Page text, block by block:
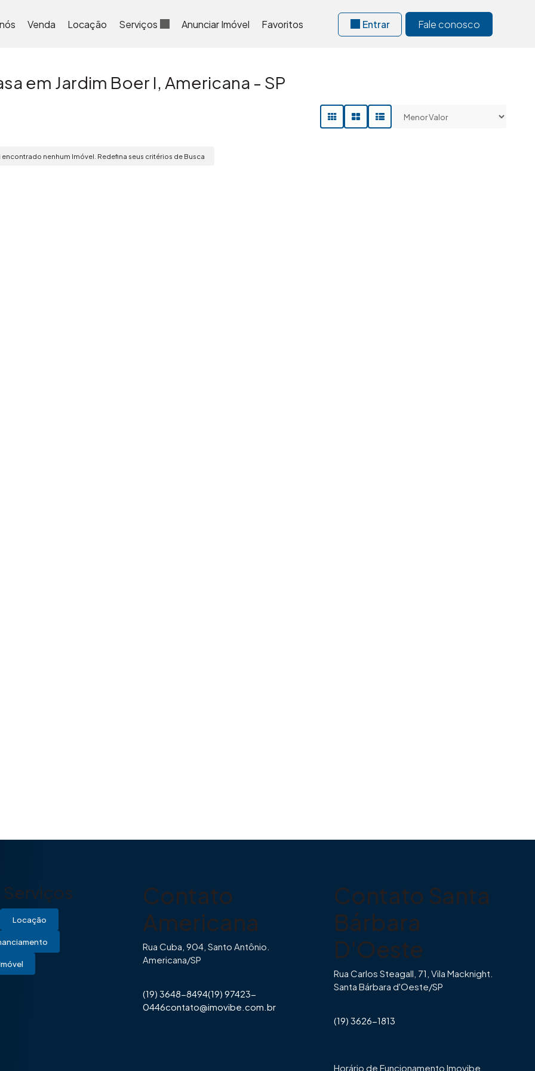
Fale conosco
Entrar
Favoritos
Anunciar Imóvel
Serviços
Locação
Venda
em Jardim Boer I, Americana - SP
nenhum Imóvel. Redefina seus critérios de Busca
Serviços
Locação
Contato
Americana
Rua Cuba, 904, Santo Antônio.
Americana/SP
(19) 3648-8494(19) 97423-
0446contato@imovibe.com.br
Contato Santa
Bárbara
D'Oeste
Rua Carlos Steagall, 71, Vila Macknight.
Santa Bárbara d'Oeste/SP
(19) 3626-1813
Horário de Funcionamento Imovibe